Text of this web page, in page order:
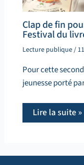
Clap de fin
Festival du
Lecture publique/
Pour cette
jeunesse porté
Lire la suite »